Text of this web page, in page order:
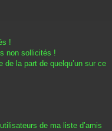
!
non sollicités !
de la part de quelqu’un sur ce
de ma liste d’amis